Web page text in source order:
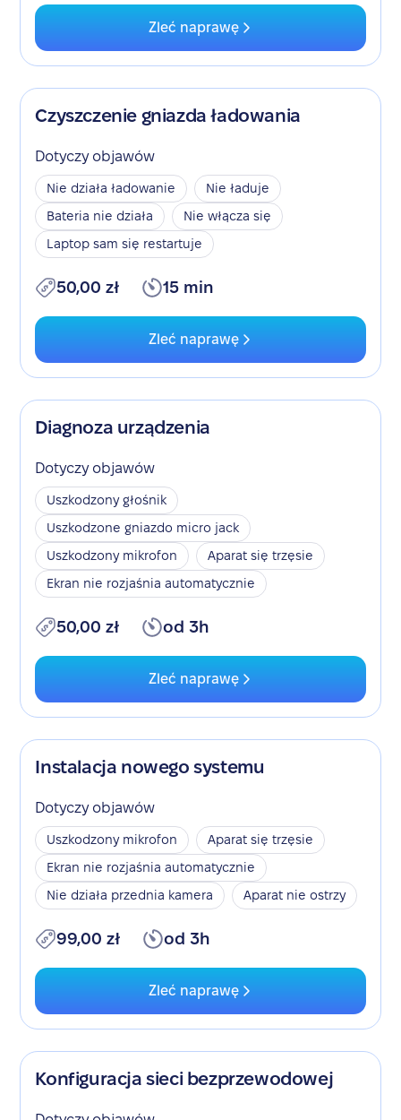
Zleć naprawę
Czyszczenie gniazda ładowania
Dotyczy objawów
Nie działa ładowanie
Nie ładuje
Bateria nie działa
Nie włącza się
Laptop sam się restartuje
50,00 zł 15 min
Zleć naprawę
Diagnoza urządzenia
Dotyczy objawów
Uszkodzony głośnik
Uszkodzone gniazdo micro jack
Uszkodzony mikrofon
Aparat się trzęsie
Ekran nie rozjaśnia automatycznie
50,00 zł od 3h
Zleć naprawę
Instalacja nowego systemu
Dotyczy objawów
Uszkodzony mikrofon
Aparat się trzęsie
Ekran nie rozjaśnia automatycznie
Nie działa przednia kamera
Aparat nie ostrzy
99,00 zł od 3h
Zleć naprawę
Konfiguracja sieci bezprzewodowej